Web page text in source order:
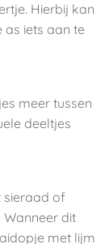
Hierbij kan
as iets aan te
meer tussen
deeltjes
sieraad of
Wanneer dit
met lijm